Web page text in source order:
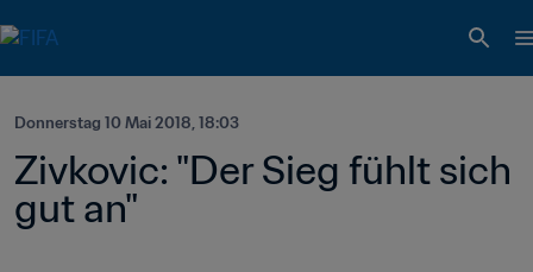
Donnerstag 10 Mai 2018, 18:03
Zivkovic: "Der Sieg fühlt sich
gut an"